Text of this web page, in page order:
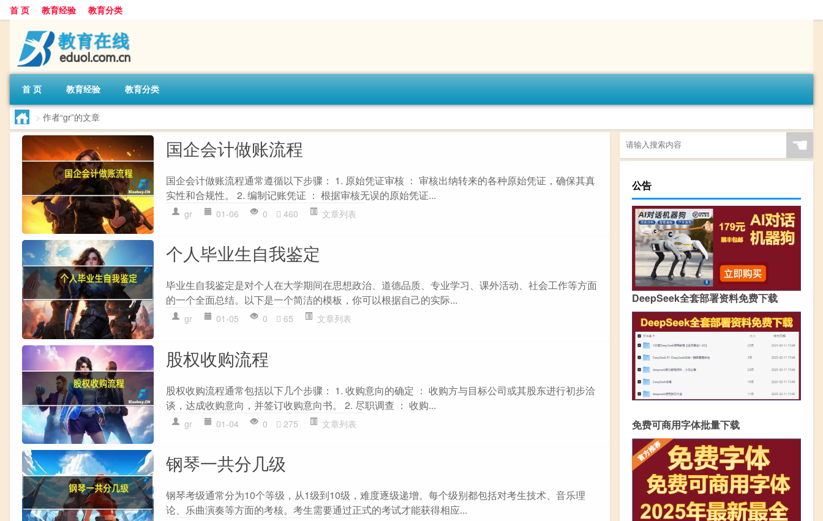
首 页 教育经验 教育分类
首 页 教育经验 教育分类
> 作者“gr”的文章
国企会计做账流程
国企会计做账流程通常遵循以下步骤： 1. 原始凭证审核 ： 审核出纳转来的各种原始凭证，确保其真
实性和合规性。 2. 编制记账凭证 ： 根据审核无误的原始凭证...
gr 01-06 0 460 文章列表
个人毕业生自我鉴定
毕业生自我鉴定是对个人在大学期间在思想政治、道德品质、专业学习、课外活动、社会工作等方面
的一个全面总结。以下是一个简洁的模板，你可以根据自己的实际...
gr 01-05 0 65 文章列表
股权收购流程
股权收购流程通常包括以下几个步骤： 1. 收购意向的确定 ： 收购方与目标公司或其股东进行初步洽
谈，达成收购意向，并签订收购意向书。 2. 尽职调查 ： 收购...
gr 01-04 0 275 文章列表
钢琴一共分几级
钢琴考级通常分为10个等级，从1级到10级，难度逐级递增。每个级别都包括对考生技术、音乐理
论、乐曲演奏等方面的考核。考生需要通过正式的考试才能获得相应...
☚
公告
DeepSeek全套部署资料免费下载
免费可商用字体批量下载